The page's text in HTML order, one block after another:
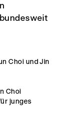
Choi und Jin
Choi
junges